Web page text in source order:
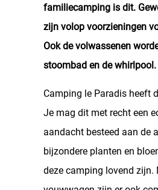
familiecamping is dit.
zijn volop voorzieningen
Ook de volwassenen
stoombad en de whirlpool.
Camping le Paradis heeft
Je mag dit met recht een
aandacht besteed aan de
bijzondere planten en
deze camping lovend zijn.